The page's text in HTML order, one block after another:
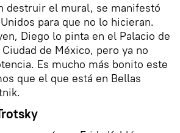
destruir el mural, se manifestó
para que no lo hicieran.
Diego lo pinta en el Palacio de
de México, pero ya no
Es mucho más bonito este
que el que está en Bellas